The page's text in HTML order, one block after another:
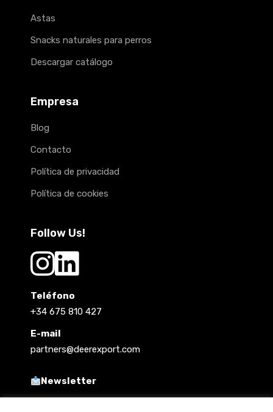
Astas
Snacks naturales para perros
Descargar catálogo
Empresa
Blog
Contacto
Política de privacidad
Política de cookies
Follow Us!
Teléfono
+34 675 810 427
E-mail
partners@deerexport.com
Newsletter